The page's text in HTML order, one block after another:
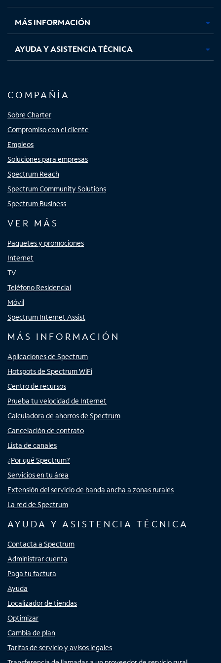
nuevanuevanuevanueva
MÁS INFORMACIÓN
AYUDA Y ASISTENCIA TÉCNICA
COMPAÑÍA
Sobre Charter
Compromiso con el cliente
Empleos
Soluciones para empresas
Spectrum Reach
Spectrum Community Solutions
Spectrum Business
VER MÁS
Paquetes y promociones
Internet
TV
Teléfono Residencial
Móvil
Spectrum Internet Assist
MÁS INFORMACIÓN
Aplicaciones de Spectrum
Hotspots de Spectrum WiFi
Centro de recursos
Prueba tu velocidad de Internet
Calculadora de ahorros de Spectrum
Cancelación de contrato
Lista de canales
¿Por qué Spectrum?
Servicios en tu área
Extensión del servicio de banda ancha a zonas rurales
La red de Spectrum
AYUDA Y ASISTENCIA TÉCNICA
Contacta a Spectrum
Administrar cuenta
Paga tu factura
Ayuda
Localizador de tiendas
Optimizar
Cambia de plan
Tarifas de servicio y avisos legales